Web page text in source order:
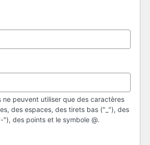
ne peuvent utiliser que des caractères
des espaces, des tirets bas ("_"), des
"), des points et le symbole @.